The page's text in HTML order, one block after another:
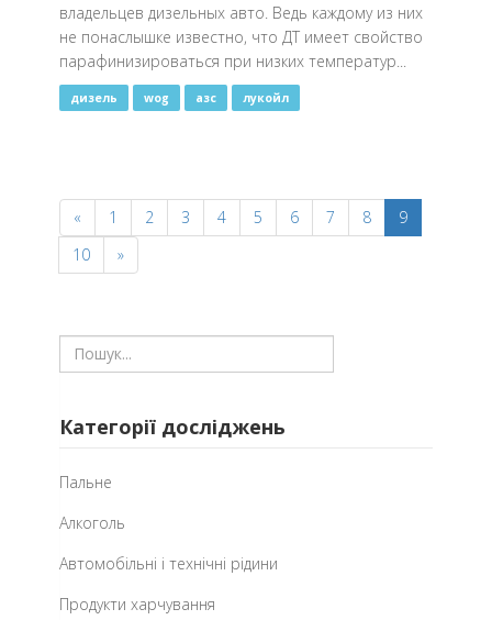
владельцев дизельных авто. Ведь каждому из них
не понаслышке известно, что ДТ имеет свойство
парафинизироваться при низких температур...
дизель wog азс лукойл
« 1 2 3 4 5 6 7 8
9
10
»
Категорії досліджень
Пальне
Алкоголь
Автомобільні і технічні рідини
Продукти харчування